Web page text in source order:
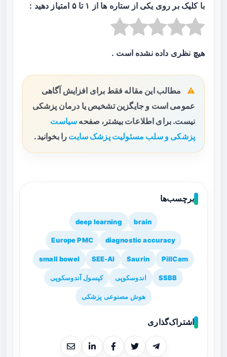
با کلیک بر روی یکی از ستاره ها از ۱ تا ۵ امتیاز دهید :
هیچ نظری داده نشده است .
مطالب این مقاله فقط برای افزایش آگاهی
عمومی است و جایگزین تشخیص یا درمان پزشکی
نیست. برای اطلاعات بیشتر، صفحه سیاست
پزشکی و سلب مسئولیت پزشک سایت را بخوانید.
برچسب‌ها
brain
deep learning
diagnostic accuracy
Europe PMC
PillCam
Saurin
SEE-AI
small bowel
SSBB اندوسکوپی کپسول آندوسکوپی
هوش مصنوعی پزشکی
اشتراک‌گذاری